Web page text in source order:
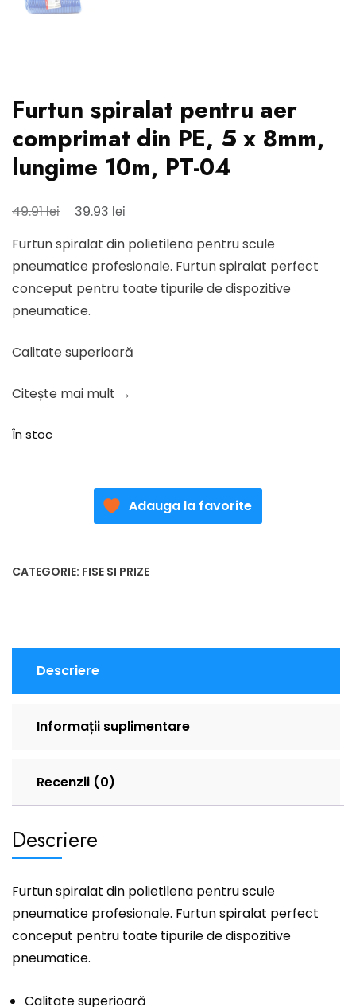
Furtun spiralat pentru aer
comprimat din PE, 5 x 8mm,
lungime 10m, PT-04
49.91lei
Prețul
a
fost:
49.91 lei.
39.93 lei
este:
39.93 lei.
Furtun spiralat din polietilena pentru scule
pneumatice profesionale. Furtun spiralat perfect
conceput pentru toate tipurile de dispozitive
pneumatice.
Calitate superioară
Citește mai mult →
În stoc
Adauga la favorite
CATEGORIE: FISE SI PRIZE
Descriere
Informații suplimentare
Recenzii (0)
Descriere
Furtun spiralat din polietilena pentru scule
pneumatice profesionale. Furtun spiralat perfect
conceput pentru toate tipurile de dispozitive
pneumatice.
Calitate superioară